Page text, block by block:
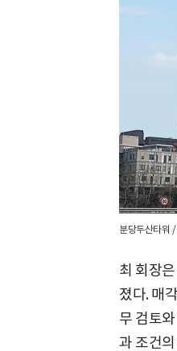
분당두산타워
최 회장
졌다. 매
무 검토
과 조건